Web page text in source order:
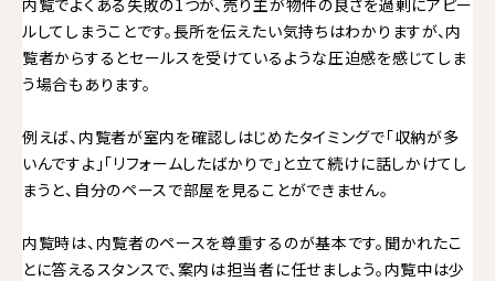
ルしてしまうことです。長所を伝えたい気持ちはわかりますが、内
覧者からするとセールスを受けているような圧迫感を感じてしま
う場合もあります。
例えば、内覧者が室内を確認しはじめたタイミングで「収納が多
いんですよ」「リフォームしたばかりで」と立て続けに話しかけてし
まうと、自分のペースで部屋を見ることができません。
内覧時は、内覧者のペースを尊重するのが基本です。聞かれたこ
とに答えるスタンスで、案内は担当者に任せましょう。内覧中は少